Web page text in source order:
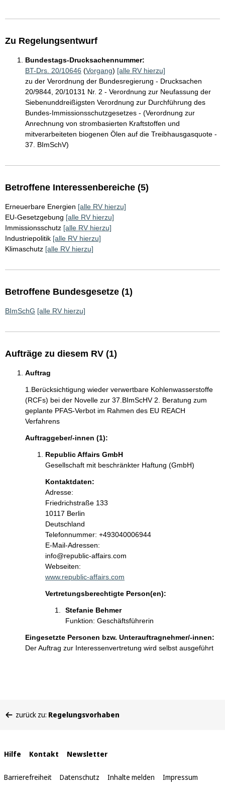
Zu Regelungsentwurf
Bundestags-Drucksachennummer:
BT-Drs. 20/10646 (Vorgang) [alle RV hierzu]
zu der Verordnung der Bundesregierung - Drucksachen
20/9844, 20/10131 Nr. 2 - Verordnung zur Neufassung der
Siebenunddreißigsten Verordnung zur Durchführung des
Bundes-Immissionsschutzgesetzes - (Verordnung zur
Anrechnung von strombasierten Kraftstoffen und
mitverarbeiteten biogenen Ölen auf die Treibhausgasquote -
37. BImSchV)
Betroffene Interessenbereiche (5)
Erneuerbare Energien [alle RV hierzu]
EU-Gesetzgebung [alle RV hierzu]
Immissionsschutz [alle RV hierzu]
Industriepolitik [alle RV hierzu]
Klimaschutz [alle RV hierzu]
Betroffene Bundesgesetze (1)
BImSchG [alle RV hierzu]
Aufträge zu diesem RV (1)
Auftrag
1.Berücksichtigung wieder verwertbare Kohlenwasserstoffe
(RCFs) bei der Novelle zur 37.BImScHV 2. Beratung zum
geplante PFAS-Verbot im Rahmen des EU REACH
Verfahrens
Auftraggeber/-innen (1):
Republic Affairs GmbH
Gesellschaft mit beschränkter Haftung (GmbH)
Kontaktdaten:
Adresse:
Friedrichstraße 133
10117 Berlin
Deutschland
Kontaktinformationen:
Telefonnummer: +493040006944
E-Mail-Adressen:
info@republic-affairs.com
Webseiten:
www.republic-affairs.com
Vertretungsberechtigte Person(en):
Stefanie Behmer
Funktion: Geschäftsführerin
Eingesetzte Personen bzw. Unterauftragnehmer/-innen:
Der Auftrag zur Interessenvertretung wird selbst ausgeführt
befinden
zurück zu: Regelungsvorhaben
Interne
Links
Hilfe Kontakt Newsletter
Barrierefreiheit Datenschutz Inhalte melden Impressum